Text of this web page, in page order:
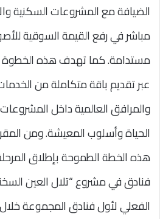
الضيافة مع المشروعات السكنية
مباشر في رفع القيمة السوقية
مستدامة. كما تهدف هذه الخطوة
عبر تقديم باقة متكاملة من
والمرافق العالمية داخل
الحياة وأسلوب المعيشة. ومن
فنادق في مشروع “تلال العين
الفعلي لأول فنادق المجموعة